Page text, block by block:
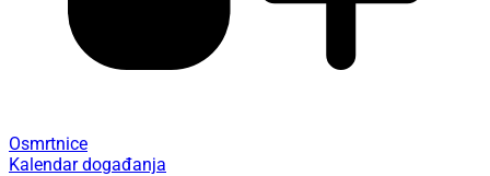
Osmrtnice
Kalendar događanja